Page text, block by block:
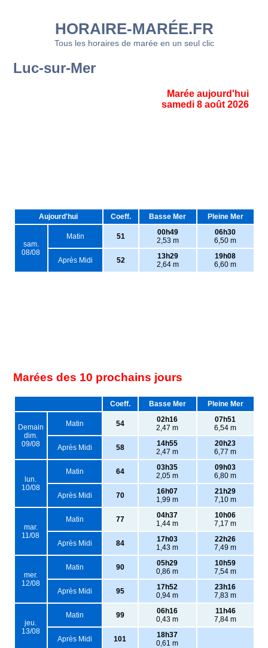
HORAIRE-MARÉE.FR
Tous les horaires de marée en un seul clic
Luc-sur-Mer
Marée aujourd'hui
samedi 8 août 2026
Aujourd'hui Coeff. Basse Mer Pleine Mer
sam.
08/08
Matin 51
00h49
2,53 m
06h30
6,50 m
Après Midi 52
13h29
2,64 m
19h08
6,60 m
Marées des 10 prochains jours
Coeff. Basse Mer Pleine Mer
Demain
dim.
09/08
Matin 54
02h16
2,47 m
07h51
6,54 m
Après Midi 58
14h55
2,47 m
20h23
6,77 m
lun.
10/08
Matin 64
03h35
2,05 m
09h03
6,80 m
Après Midi 70
16h07
1,99 m
21h29
7,10 m
mar.
11/08
Matin 77
04h37
1,44 m
10h06
7,17 m
Après Midi 84
17h03
1,43 m
22h26
7,49 m
mer.
12/08
Matin 90
05h29
0,86 m
10h59
7,54 m
Après Midi 95
17h52
0,94 m
23h16
7,83 m
jeu.
13/08
Matin 99
06h16
0,43 m
11h46
7,84 m
Après Midi 101
18h37
0,61 m